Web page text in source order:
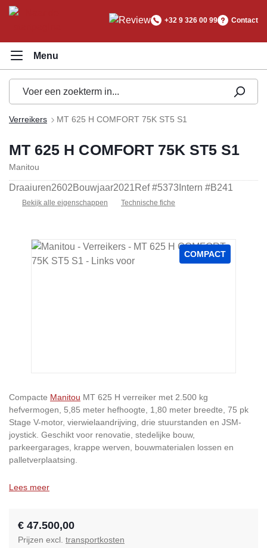
+32 9 326 00 99 Contact
Verreikers MT 625 H COMFORT 75K ST5 S1
MT 625 H COMFORT 75K ST5 S1
Manitou
Draaiuren2602Bouwjaar2021Ref #5373 Intern #B241
Bekijk alle eigenschappen Technische fiche
Afbeeldingengalerij overslaan
COMPACT
Compacte Manitou MT 625 H verreiker met 2.500 kg
hefvermogen, 5,85 meter hefhoogte, 1,80 meter breedte, 75 pk
Stage V-motor, vierwielaandrijving, drie stuurstanden en JSM-
joystick. Geschikt voor renovatie, stedelijke bouw,
parkeergarages, krappe werven, bouwmaterialen lossen en
palletverplaatsing.
Lees meer
€ 47.500,00
Prijzen excl. transportkosten